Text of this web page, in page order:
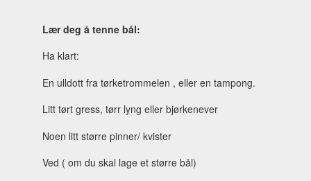
Lær deg å tenne bål:
Ha klart:
En ulldott fra tørketrommelen , eller en tampong.
Litt tørt gress, tørr lyng eller bjørkenever
Noen litt større pinner/ kvister
Ved ( om du skal lage et større bål)